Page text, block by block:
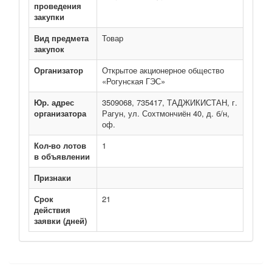
проведения
закупки
Вид предмета
закупок
Товар
Организатор
Открытое акционерное общество
«Рогунская ГЭС»
Юр. адрес
организатора
3509068, 735417, ТАДЖИКИСТАН, г.
Рагун, ул. Сохтмончиён 40, д. б/н,
оф.
Кол-во лотов
в объявлении
1
Признаки
Срок
действия
заявки (дней)
21